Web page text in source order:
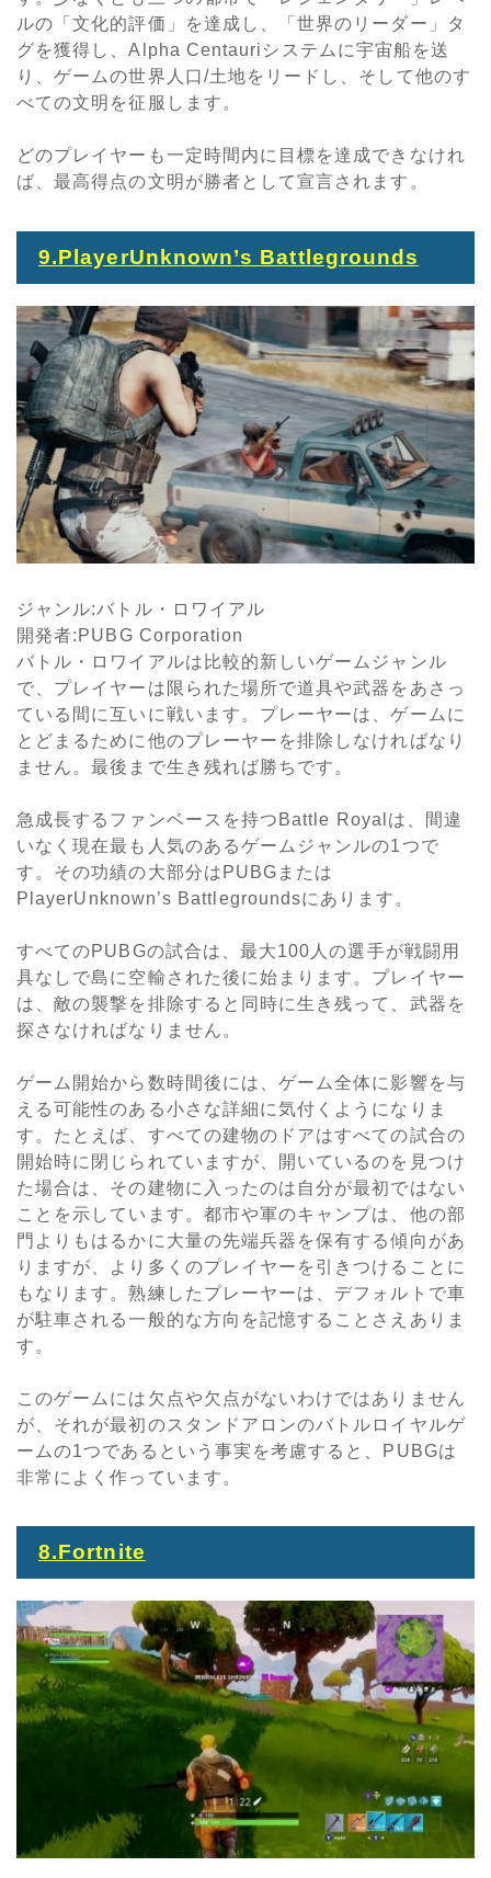
ルの「文化的評価」を達成し、「世界のリーダー」タ
グを獲得し、Alpha Centauri システムに宇宙船を送
り、ゲームの世界人口 /土地をリードし、そして他のす
べての文明を征服します。
どのプレイヤーも一定時間内に目標を達成できなけれ
ば、最高得点の文明が勝者として宣言されます。
9.PlayerUnknown’s Battlegrounds
ジャンル:バトル・ロワイアル
開発者:PUBG Corporation
バトル・ロワイアルは比較的新しいゲームジャンル
で、プレイヤーは限られた場所で道具や武器をあさっ
ている間に互いに戦います。プレーヤーは、ゲームに
とどまるために他のプレーヤーを排除しなければなり
ません。最後まで生き残れば勝ちです。
急成長するファンベースを持つ Battle Royal は、間違
いなく現在最も人気のあるゲームジャンルの1つで
す。その功績の大部分は PUBG または
PlayerUnknown’s Battlegroundsにあります。
すべてのPUBGの試合は、最大100 人の選手が戦闘用
具なしで島に空輸された後に始まります。プレイヤー
は、敵の襲撃を排除すると同時に生き残って、武器を
探さなければなりません。
ゲーム開始から数時間後には、ゲーム全体に影響を与
える可能性のある小さな詳細に気付くようになりま
す。たとえば、すべての建物のドアはすべての試合の
開始時に閉じられていますが、開いているのを見つけ
た場合は、その建物に入ったのは自分が最初ではない
ことを示しています。都市や軍のキャンプは、他の部
門よりもはるかに大量の先端兵器を保有する傾向があ
りますが、より多くのプレイヤーを引きつけることに
もなります。熟練したプレーヤーは、デフォルトで車
が駐車される一般的な方向を記憶することさえありま
す。
このゲームには欠点や欠点がないわけではありません
が、それが最初のスタンドアロンのバトルロイヤルゲ
ームの1つであるという事実を考慮すると、 PUBGは
非常によく作っています。
8.Fortnite